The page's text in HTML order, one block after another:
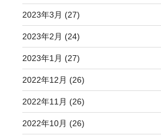
2023年3月 (27)
2023年2月 (24)
2023年1月 (27)
2022年12月 (26)
2022年11月 (26)
2022年10月 (26)